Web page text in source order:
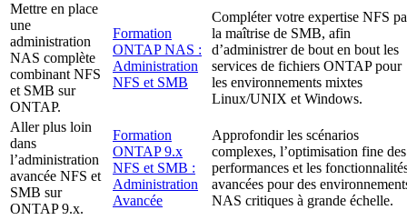
Mettre en place
une
administration
NAS complète
combinant NFS
et SMB sur
ONTAP.
Formation
ONTAP NAS :
Administration
NFS et SMB
Compléter votre expertise NFS
la maîtrise de SMB, afin
d’administrer de bout en bout les
services de fichiers ONTAP pour
les environnements mixtes
Linux/UNIX et Windows.
Aller plus loin
dans
l’administration
avancée NFS et
SMB sur
ONTAP 9.x.
Formation
ONTAP 9.x
NFS et SMB :
Administration
Avancée
Approfondir les scénarios
complexes, l’optimisation fine des
performances et les
avancées pour des
NAS critiques à grande échelle.